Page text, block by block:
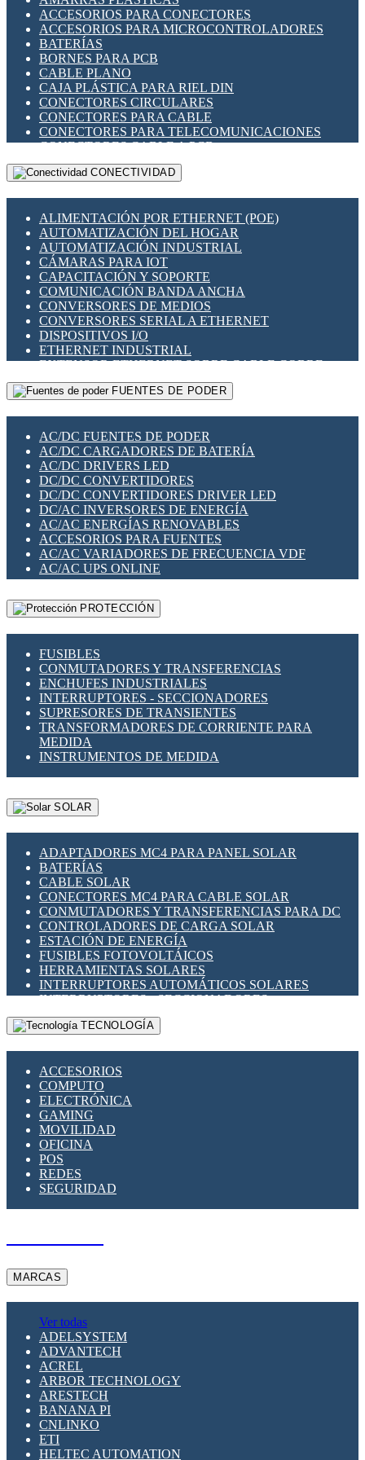
INDICADORES PARA PANEL
INTERFACES DE RELÉ
INTERRUPTORES FIN DE CARRERA
LLAVES CONMUTADORAS
MEDIDORES DE ENERGÍA Y TC'S DE CORRIENTE
MOTORES PASO A PASO
PANTALLAS HMI
PLC -CONTROLADORES LÓGICO PROGRAMABLES
PROGRAMADORES DE HORARIO
RELÉS DE PROTECCIÓN
SENSORES CAPACITIVOS
SENSORES INDUCTIVOS
TEMPORIZADORES
VARIACS
VARIADORES DE FRECUENCIA [VDF]
SECCIONADORES - INTERRUPTORES
MAQUINARIA
ACCESORIOS PARA CONECTORES
ACCESORIOS PARA MICROCONTROLADORES
BATERÍAS
BORNES PARA PCB
CABLE PLANO
CAJA PLÁSTICA PARA RIEL DIN
CONECTORES CIRCULARES
CONECTORES PARA CABLE
CONECTORES PARA TELECOMUNICACIONES
CONECTORES CABLE A PCB
CONECTORES PCB A CABLE
DIP SWITCHES
HERRAMIENTAS VARIAS
ILUMINACIÓN LED
INTERRUPTORES REED
INTERFACES DE RELÉ
OTROS RELÉS
PROTECCIÓN TÉRMICA
RELÉS AUTOMOTRICES
RELÉS DE SEÑAL
RELÉS DE ESTADO SÓLIDO SSR
RELÉS INDUSTRIALES
RELÉS MINIATURA DE POTENCIA
SENSORES MAGNÉTICOS
SWITCH Y MICROSWITCH
TARJETAS PI
UNIÓN Y DERIVACIÓN DE CABLE
CONECTIVIDAD
ALIMENTACIÓN POR ETHERNET (POE)
AUTOMATIZACIÓN DEL HOGAR
AUTOMATIZACIÓN INDUSTRIAL
CÁMARAS PARA IOT
CAPACITACIÓN Y SOPORTE
COMUNICACIÓN BANDA ANCHA
CONVERSORES DE MEDIOS
CONVERSORES SERIAL A ETHERNET
DISPOSITIVOS I/O
ETHERNET INDUSTRIAL
EXTENSOR ETHERNET SOBRE CABLE COBRE
GATEWAY LORAWAN
GESTIÓN DE REDES
PLACAS MODULARES IOT
SWITCHES Y REDES WIFI
SOLUCIONES IOT
SOLUCIONES LORAWAN
SOLUCIONES RED CELULAR
SEGURIDAD PARA REDES
SWITCHES LAN
TELEFONÍA IP (VOIP)
VIGILANCIA IP (CCTV)
MESHTASTIC
FUENTES DE PODER
AC/DC FUENTES DE PODER
AC/DC CARGADORES DE BATERÍA
AC/DC DRIVERS LED
DC/DC CONVERTIDORES
DC/DC CONVERTIDORES DRIVER LED
DC/AC INVERSORES DE ENERGÍA
AC/AC ENERGÍAS RENOVABLES
ACCESORIOS PARA FUENTES
AC/AC VARIADORES DE FRECUENCIA VDF
AC/AC UPS ONLINE
PROTECCIÓN
FUSIBLES
CONMUTADORES Y TRANSFERENCIAS
ENCHUFES INDUSTRIALES
INTERRUPTORES - SECCIONADORES
SUPRESORES DE TRANSIENTES
TRANSFORMADORES DE CORRIENTE PARA
MEDIDA
INSTRUMENTOS DE MEDIDA
SOLAR
ADAPTADORES MC4 PARA PANEL SOLAR
BATERÍAS
CABLE SOLAR
CONECTORES MC4 PARA CABLE SOLAR
CONMUTADORES Y TRANSFERENCIAS PARA DC
CONTROLADORES DE CARGA SOLAR
ESTACIÓN DE ENERGÍA
FUSIBLES FOTOVOLTÁICOS
HERRAMIENTAS SOLARES
INTERRUPTORES AUTOMÁTICOS SOLARES
INTERRUPTORES - SECCIONADORES
FOTOVOLTÁICOS
MONTAJE PANEL SOLAR
SUPRESOR DE TRANSIENTES SPDS PARA
APLICACIONES FOTOVOLTAICAS
TECNOLOGÍA
ACCESORIOS
COMPUTO
ELECTRÓNICA
GAMING
MOVILIDAD
OFICINA
POS
REDES
SEGURIDAD
MARCAS
Ver todas
ADELSYSTEM
ADVANTECH
ACREL
ARBOR TECHNOLOGY
ARESTECH
BANANA PI
CNLINKO
ETI
HELTEC AUTOMATION